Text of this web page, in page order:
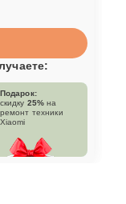
Подарок:
скидку 25% на
ремонт техники
Xiaomi